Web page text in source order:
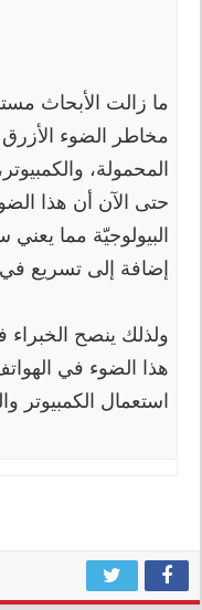
ما زالت الأبحاث
مخاطر الضوء
المحمولة،
حتى الآن أن هذا
البيولوجيّة مما
إضافة إلى تسريع في
ولذلك ينصح
هذا الضوء في
استعمال الكمبيوتر